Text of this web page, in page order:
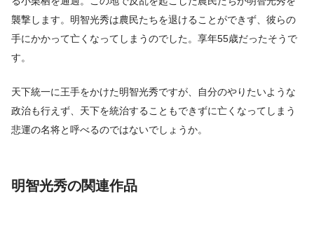
襲撃します。明智光秀は農民たちを退けることができず、彼らの
手にかかって亡くなってしまうのでした。享年55歳だったそうで
す。
天下統一に王手をかけた明智光秀ですが、自分のやりたいような
政治も行えず、天下を統治することもできずに亡くなってしまう
悲運の名将と呼べるのではないでしょうか。
明智光秀の関連作品